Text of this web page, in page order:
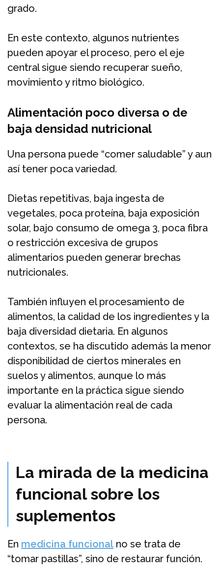
grado.
En este contexto, algunos nutrientes
pueden apoyar el proceso, pero el eje
central sigue siendo recuperar sueño,
movimiento y ritmo biológico.
Alimentación poco diversa o de
baja densidad nutricional
Una persona puede “comer saludable” y aun
así tener poca variedad.
Dietas repetitivas, baja ingesta de
vegetales, poca proteína, baja exposición
solar, bajo consumo de omega 3, poca fibra
o restricción excesiva de grupos
alimentarios pueden generar brechas
nutricionales.
También influyen el procesamiento de
alimentos, la calidad de los ingredientes y la
baja diversidad dietaria. En algunos
contextos, se ha discutido además la menor
disponibilidad de ciertos minerales en
suelos y alimentos, aunque lo más
importante en la práctica sigue siendo
evaluar la alimentación real de cada
persona.
La mirada de la medicina
funcional sobre los
suplementos
En medicina funcional no se trata de
“tomar pastillas”, sino de restaurar función.